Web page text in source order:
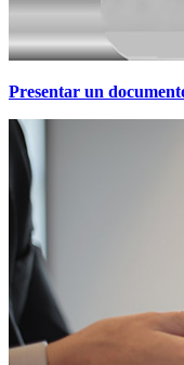
Presentar un